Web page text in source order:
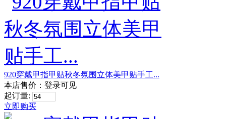
920穿戴甲指甲贴秋冬氛围立体美甲贴手工...
本店售价： 登录可见
起订量:
立即购买